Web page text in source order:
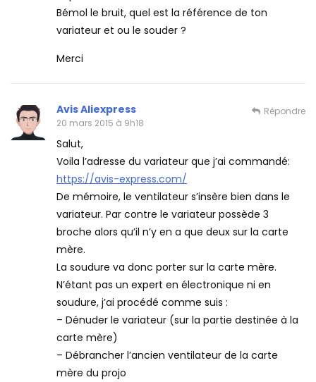
Bémol le bruit, quel est la référence de ton
variateur et ou le souder ?
Merci
Avis Aliexpress
20 mars 2015 à 9h18
Salut,
Voila l’adresse du variateur que j’ai commandé:
https://avis-express.com/
De mémoire, le ventilateur s’insère bien dans le
variateur. Par contre le variateur possède 3
broche alors qu’il n’y en a que deux sur la carte
mère.
La soudure va donc porter sur la carte mère.
N’étant pas un expert en électronique ni en
soudure, j’ai procédé comme suis :
– Dénuder le variateur (sur la partie destinée à la
carte mère)
– Débrancher l’ancien ventilateur de la carte
mère du projo
Répondre